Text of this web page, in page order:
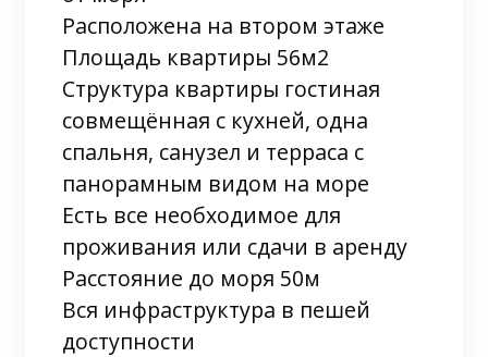
Расположена на втором этаже
Площадь квартиры 56м2
Структура квартиры гостиная
совмещённая с кухней, одна
спальня, санузел и терраса с
панорамным видом на море
Есть все необходимое для
проживания или сдачи в аренду
Расстояние до моря 50м
Вся инфраструктура в пешей
доступности